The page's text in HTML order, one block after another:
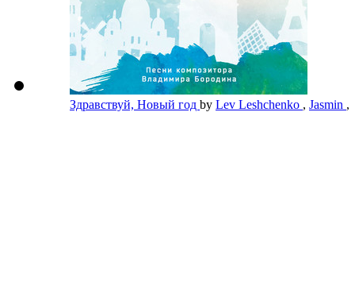
Здравствуй, Новый год by Lev Leshchenko , Jasmin ,